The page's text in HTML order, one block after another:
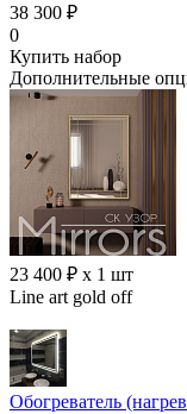
38 300 ₽
0
Купить набор
Дополнительные
23 400 ₽ x 1 шт
Line art gold off
Обогреватель